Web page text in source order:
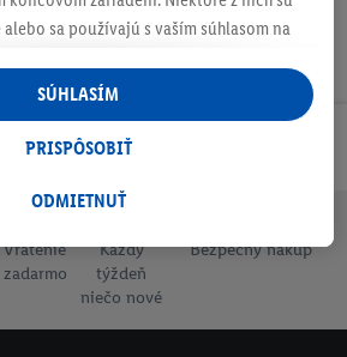
Odoberaj Newsletter!
Vrátenie
zadarmo
Každý
týždeň
niečo nové
Bezpečný nákup
sa používajú s vaším súhlasom na
v rámci služieb Lidl aj mimo nich. Ak
Lidl Plus, na tieto účely sa spracúvajú
správania v obchode.
Lidl Plus alebo sa prihlásite do svojho
identifikátor z e-mailovej adresy,
sme vás mohli rozpoznať v službách
ODMIETNUŤ
PRISPÔSOBIŤ
SÚHLASÍM